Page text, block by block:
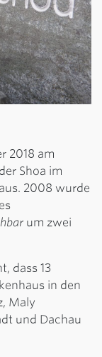
2018 am
Shoa im
2008 wurde
um zwei
dass 13
in den
Maly
und Dachau